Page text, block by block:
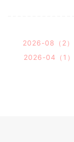
2026-08（2）
2026-04（1）